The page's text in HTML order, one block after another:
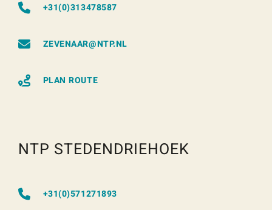
+31(0)313478587
ZEVENAAR@NTP.NL
PLAN ROUTE
NTP STEDENDRIEHOEK
+31(0)571271893